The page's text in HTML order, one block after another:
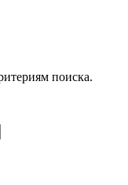
поиска.